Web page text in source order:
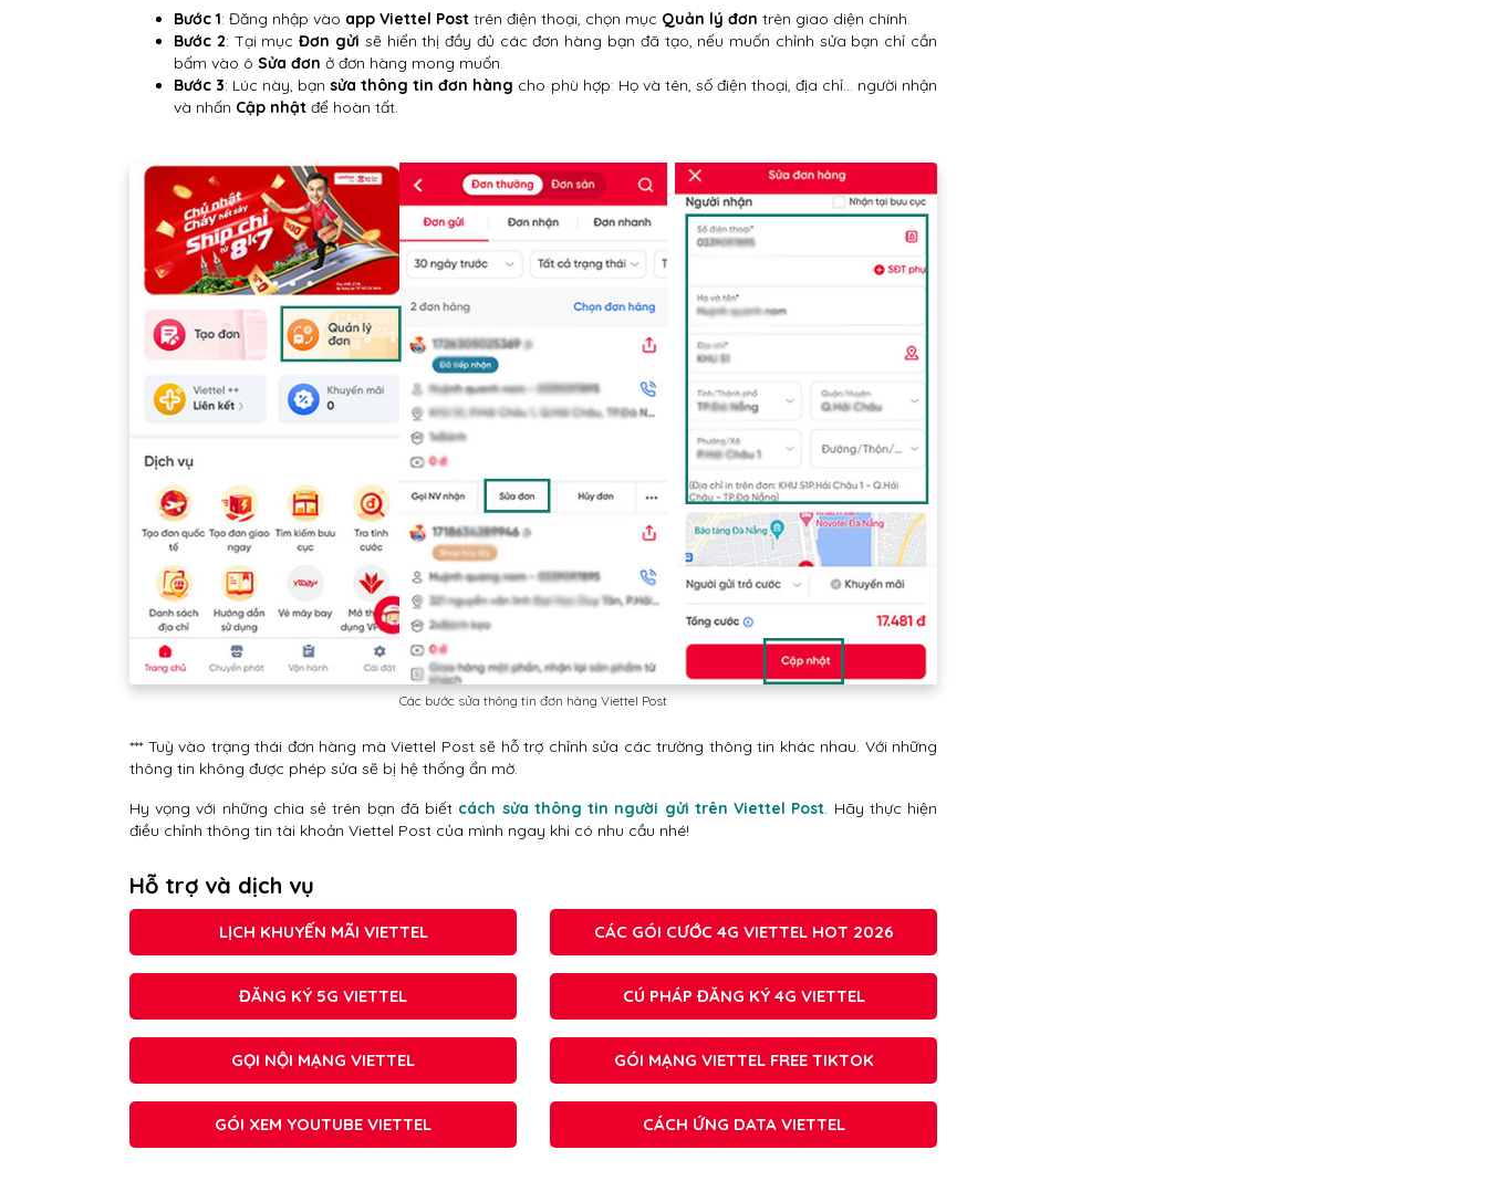
Bước 1: Đăng nhập vào app Viettel Post trên điện thoại, chọn mục Quản lý đơn trên giao diện chính.
Bước 2: Tại mụcĐơn gửi sẽ hiển thị đầy đủ các đơn hàng bạn đã tạo, nếu muốn chỉnh sửa bạn chỉ cần
bấm vào ô Sửa đơn ở đơn hàng mong muốn.
Bước 3: Lúc này, bạn sửa thông tin đơn hàng cho phù hợp: Họ và tên, số điện thoại, địa chỉ… người nhận
và nhấn Cập nhật để hoàn tất.
Các bước sửa thông tin đơn hàng Viettel Post
*** Tuỳ vào trạng thái đơn hàng mà Viettel Post sẽ hỗ trợ chỉnh sửa các trường thông tin khác nhau. Với những
thông tin không được phép sửa sẽ bị hệ thống ẩn mờ.
Hy vọng với những chia sẻ trên bạn đã biết cách sửa thông tin người gửi trên Viettel Post. Hãy thực hiện
điều chỉnh thông tin tài khoản Viettel Post của mình ngay khi có nhu cầu nhé!
Hỗ trợ và dịch vụ
LỊCH KHUYẾN MÃI VIETTEL CÁC GÓI CƯỚC 4G VIETTEL HOT 2026
ĐĂNG KÝ 5G VIETTEL CÚ PHÁP ĐĂNG KÝ 4G VIETTEL
GỌI NỘI MẠNG VIETTEL GÓI MẠNG VIETTEL FREE TIKTOK
GÓI XEM YOUTUBE VIETTEL CÁCH ỨNG DATA VIETTEL